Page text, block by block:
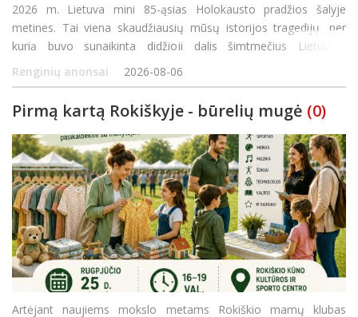
2026 m. Lietuva mini 85-ąsias Holokausto pradžios šalyje
metines. Tai viena skaudžiausių mūsų istorijos tragedijų, per
kurią buvo sunaikinta didžioji dalis šimtmečius Lietuvoje
gyvenusių žydų bendruomenių. Skirtingai nei daugelyje Europos
šalių, Lietuvoje Holokaustas vyko čia p
Renginių anonsai 2026-08-06
Pirmą kartą Rokiškyje - būrelių mugė (0)
Artėjant naujiems mokslo metams Rokiškio mamų klubas